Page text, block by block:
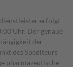
erfolgt
Uhr. Der genaue
der
des Spediteurs
pharmazeutische